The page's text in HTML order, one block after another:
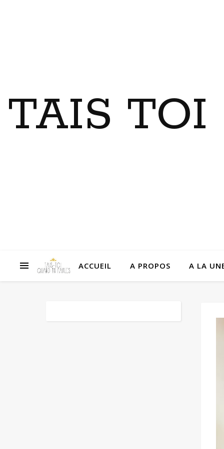
TAIS TOI
ACCUEIL A PROPOS A LA